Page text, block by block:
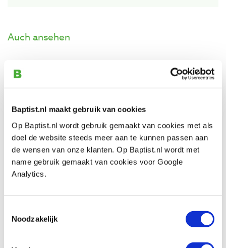
Baptist.nl maakt gebruik van cookies
Op Baptist.nl wordt gebruik gemaakt van cookies met als
doel de website steeds meer aan te kunnen passen aan
de wensen van onze klanten. Op Baptist.nl wordt met
name gebruik gemaakt van cookies voor Google
Analytics.
Noodzakelijk
Auch ansehen
Houten hamer vierkant 138 mm
€ 10,54 ohne MwSt
Auf Lager
Kundenmeinung